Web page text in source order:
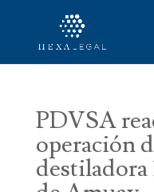
PDVSA
operación
destiladora